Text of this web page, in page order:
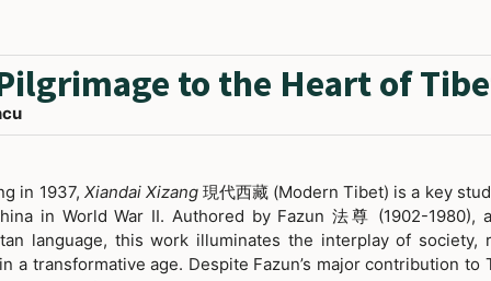
Capacities in the Buddhist
Based on the Theravāda
a diachronic study of the final stages of the